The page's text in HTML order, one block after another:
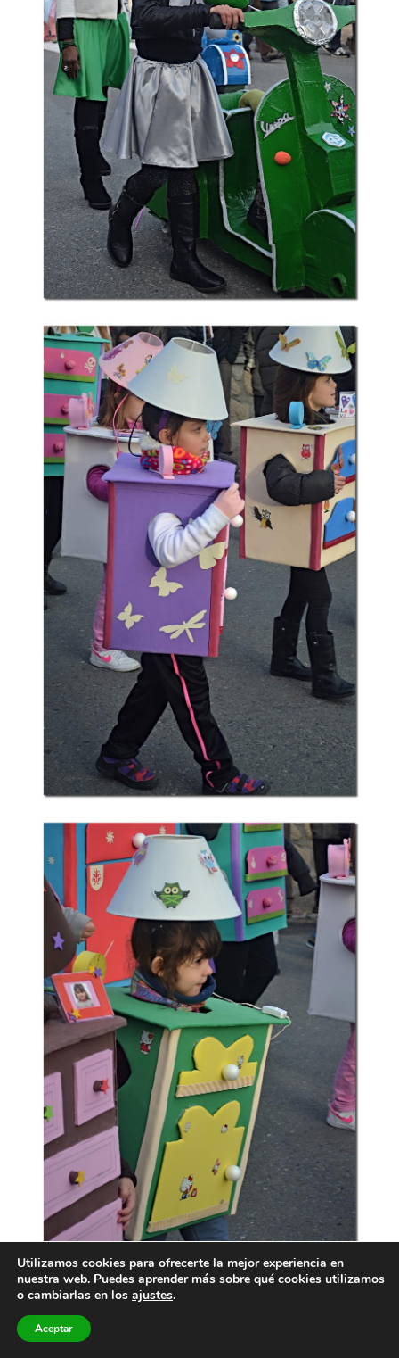
Utilizamos cookies para ofrecerte la mejor experiencia en
nuestra web. Puedes aprender más sobre qué cookies utilizamos
o cambiarlas en los ajustes.
Aceptar